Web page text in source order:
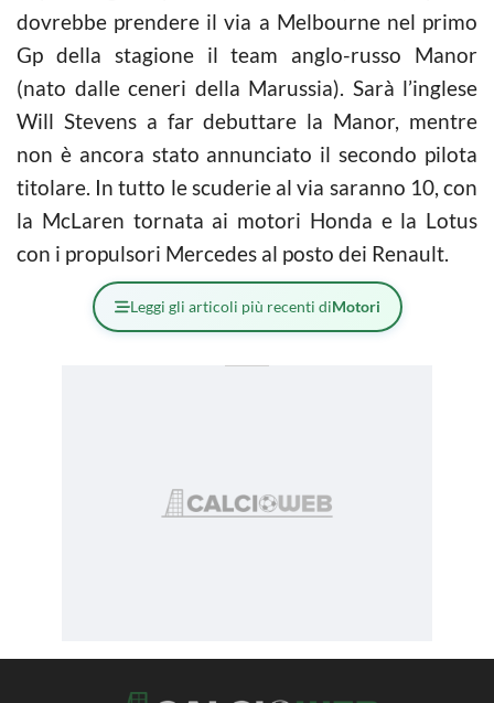
dovrebbe prendere il via a Melbourne nel primo
Gp della stagione il team anglo-russo Manor
(nato dalle ceneri della Marussia). Sarà l’inglese
Will Stevens a far debuttare la Manor, mentre
non è ancora stato annunciato il secondo pilota
titolare. In tutto le scuderie al via saranno 10, con
la McLaren tornata ai motori Honda e la Lotus
con i propulsori Mercedes al posto dei Renault.
Leggi gli articoli più recenti diMotori